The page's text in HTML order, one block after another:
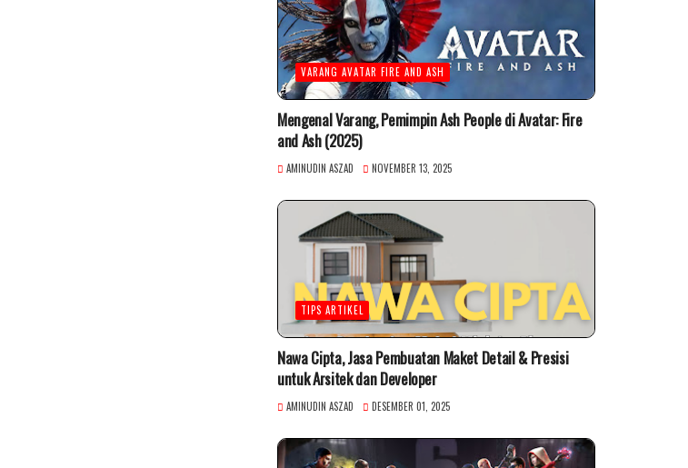
VARANG AVATAR FIRE AND ASH
Mengenal Varang, Pemimpin Ash People di Avatar: Fire
and Ash (2025)
AMINUDIN ASZAD NOVEMBER 13, 2025
TIPS ARTIKEL
Nawa Cipta, Jasa Pembuatan Maket Detail & Presisi
untuk Arsitek dan Developer
AMINUDIN ASZAD DESEMBER 01, 2025